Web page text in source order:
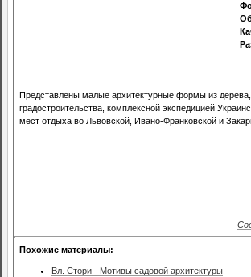
Представлены малые архитектурные формы из
градостроительства, комплексной экспедицией
мест отдыха во Львовской, Ивано-Франковской и
Похожие материалы:
Вл. Стори - Мотивы садовой архитектуры